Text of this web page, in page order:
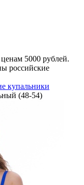
5000 рублей.
российские
купальники
(48-54)